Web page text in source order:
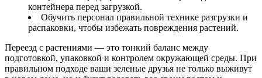
контейнера перед загрузкой.
Обучить персонал правильной технике разгрузки и
распаковки, чтобы избежать повреждения растений.
Переезд с растениями — это тонкий баланс между
подготовкой, упаковкой и контролем окружающей среды. При
правильном подходе ваши зеленые друзья не только выживут